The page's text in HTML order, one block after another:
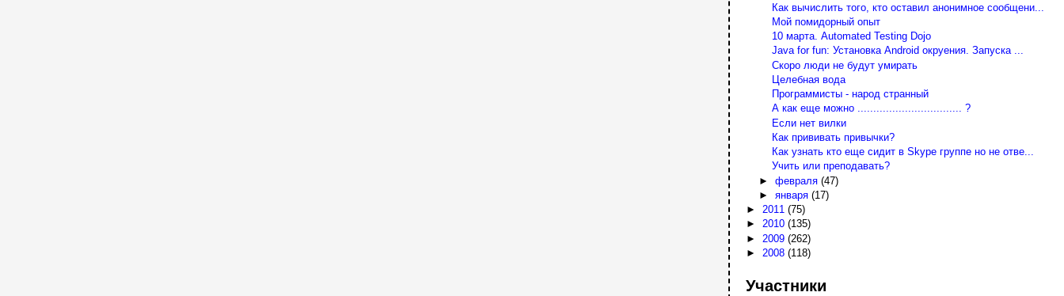
Как вычислить того, кто оставил анонимное сообщени...
Мой помидорный опыт
10 марта. Automated Testing Dojo
Java for fun: Установка Android окруения. Запуска ...
Скоро люди не будут умирать
Целебная вода
Программисты - народ странный
А как еще можно ................................. ?
Если нет вилки
Как прививать привычки?
Как узнать кто еще сидит в Skype группе но не отве...
Учить или преподавать?
► февраля (47)
► января (17)
►2011(75)
►2010(135)
► 2009(262)
► 2008(118)
Участники